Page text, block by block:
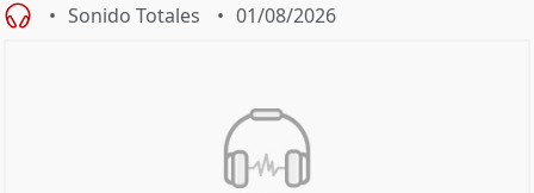
Sonido Totales 01/08/2026